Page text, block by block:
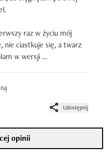
raz w życiu mój
nie ciastkuje się, a twarz
w wersji
30 g produktu - obecnie,
praktycznie każdego
rzadziej) i póki co,
A pudru używam
Udostępnij
opinii